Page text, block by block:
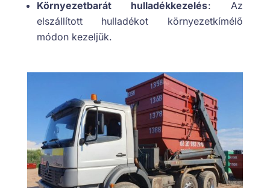
Környezetbarát hulladékkezelés: Az
elszállított hulladékot környezetkímélő
módon kezeljük.